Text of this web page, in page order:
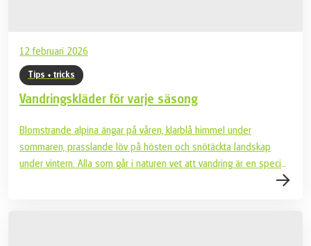
12 februari 2026
Tips + tricks
Vandringskläder för varje säsong
Blomstrande alpina ängar på våren, klarblå himmel under
sommaren, prasslande löv på hösten och snötäckta landskap
under vintern. Alla som går i naturen vet att vandring är en speciell